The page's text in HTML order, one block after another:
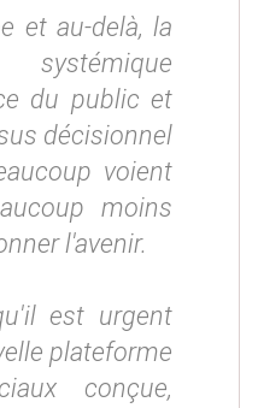
et au-delà, la
systémique
du public et
décisionnel
voient
moins
l'avenir.
est urgent
plateforme
conçue,